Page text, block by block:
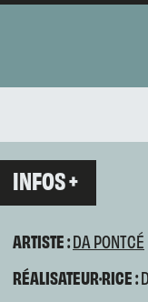
INFOS +
ARTISTE :DA PONTCÉ
RÉALISATEUR·RICE :